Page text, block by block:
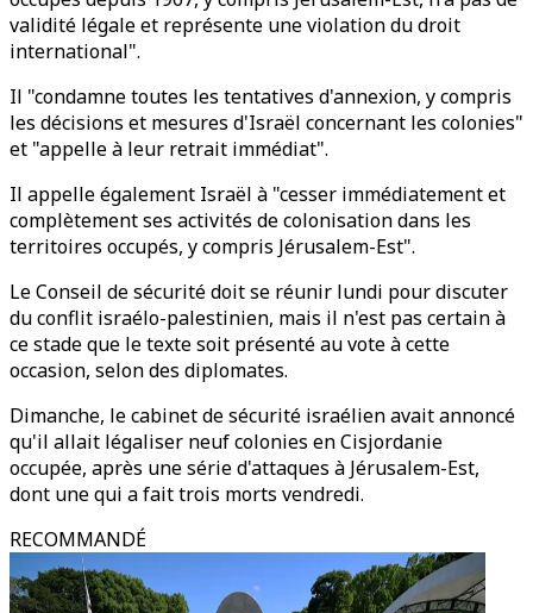
validité légale et représente une violation du droit
international".
Il "condamne toutes les tentatives d'annexion, y compris
les décisions et mesures d'Israël concernant les colonies"
et "appelle à leur retrait immédiat".
Il appelle également Israël à "cesser immédiatement et
complètement ses activités de colonisation dans les
territoires occupés, y compris Jérusalem-Est".
Le Conseil de sécurité doit se réunir lundi pour discuter
du conflit israélo-palestinien, mais il n'est pas certain à
ce stade que le texte soit présenté au vote à cette
occasion, selon des diplomates.
Dimanche, le cabinet de sécurité israélien avait annoncé
qu'il allait légaliser neuf colonies en Cisjordanie
occupée, après une série d'attaques à Jérusalem-Est,
dont une qui a fait trois morts vendredi.
RECOMMANDÉ